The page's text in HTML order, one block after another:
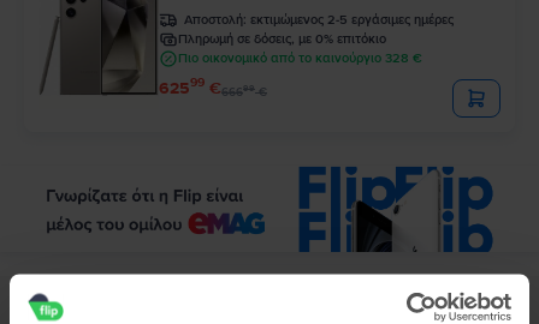
Αποστολή: εκτιμώμενος 2-5 εργάσιμες ημέρες
Πληρωμή σε δόσεις, με 0% επιτόκιο
Πιο οικονομικό από το καινούργιο 328 €
62599 €66699€
Περιγραφή